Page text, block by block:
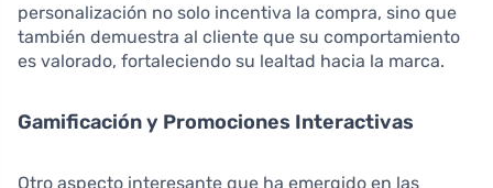
personalización no solo incentiva la compra, sino que
también demuestra al cliente que su comportamiento
es valorado, fortaleciendo su lealtad hacia la marca.
Gamificación y Promociones Interactivas
Otro aspecto interesante que ha emergido en las